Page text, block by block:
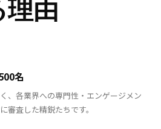
由
名
、各業界への専門性・エンゲージメン
審査した精鋭たちです。